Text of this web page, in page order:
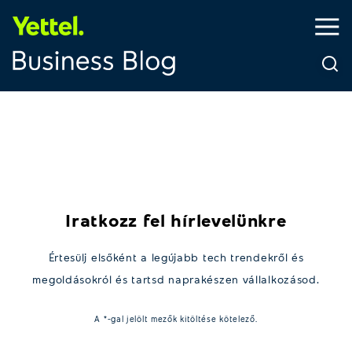
Iratkozz fel hírlevelünkre
Értesülj elsőként a legújabb tech trendekről és
megoldásokról és tartsd naprakészen vállalkozásod.
A *-gal jelölt mezők kitöltése kötelező.